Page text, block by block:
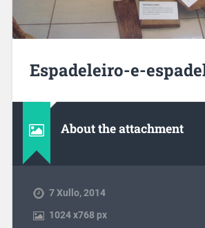
Espadeleiro-e-
About the attachment
7 Xullo, 2014
1024x768 px